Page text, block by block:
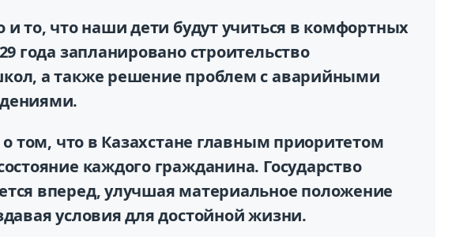
то, что наши дети будут учиться в комфортных
года запланировано строительство
а также решение проблем с аварийными
о том, что в Казахстане главным приоритетом
каждого гражданина. Государство
вперед, улучшая материальное положение
условия для достойной жизни.